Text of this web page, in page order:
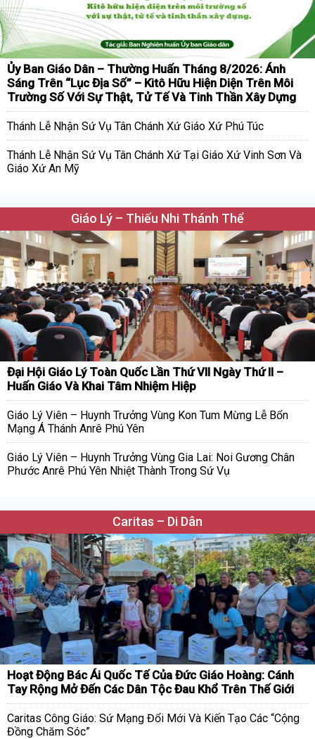
Ủy Ban Giáo Dân – Thường Huấn Tháng 8/2026: Ánh
Sáng Trên “Lục Địa Số” – Kitô Hữu Hiện Diện Trên Môi
Trường Số Với Sự Thật, Tử Tế Và Tinh Thần Xây Dựng
Thánh Lễ Nhận Sứ Vụ Tân Chánh Xứ Giáo Xứ Phú Túc
Thánh Lễ Nhận Sứ Vụ Tân Chánh Xứ Tại Giáo Xứ Vinh Sơn Và
Giáo Xứ An Mỹ
Giáo Lý – Thiếu Nhi Thánh Thể
Đại Hội Giáo Lý Toàn Quốc Lần Thứ VII Ngày Thứ II –
Huấn Giáo Và Khai Tâm Nhiệm Hiệp
Giáo Lý Viên – Huynh Trưởng Vùng Kon Tum Mừng Lễ Bổn
Mạng Á Thánh Anrê Phú Yên
Giáo Lý Viên – Huynh Trưởng Vùng Gia Lai: Noi Gương Chân
Phước Anrê Phú Yên Nhiệt Thành Trong Sứ Vụ
Caritas – Di Dân
Hoạt Động Bác Ái Quốc Tế Của Đức Giáo Hoàng: Cánh
Tay Rộng Mở Đến Các Dân Tộc Đau Khổ Trên Thế Giới
Caritas Công Giáo: Sứ Mạng Đổi Mới Và Kiến Tạo Các “Cộng
Đồng Chăm Sóc”